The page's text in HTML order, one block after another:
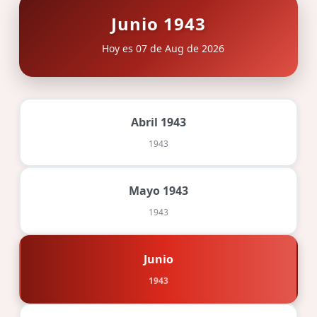
Junio 1943
Hoy es 07 de Aug de 2026
Abril 1943
1943
Mayo 1943
1943
Junio
1943